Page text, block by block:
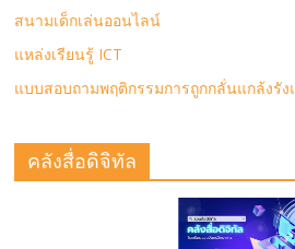
สนามเด็กเล่นออนไลน์
แหล่งเรียนรู้ ICT
แบบสอบถามพฤติกรรมการถูกกลั่นแกล้งรัง
คลังสื่อดิจิทัล